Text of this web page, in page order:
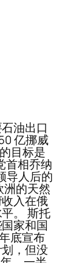
油出口
亿挪威
目标是
首相乔纳
导人后的
洲的天然
入在俄
。 斯托
家和国
底宣布
，但没